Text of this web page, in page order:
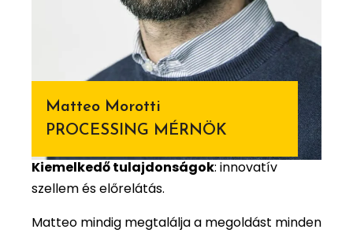
Matteo Morotti
PROCESSING MÉRNÖK
Kiemelkedő tulajdonságok: innovatív
szellem és előrelátás.
Matteo mindig megtalálja a megoldást minden